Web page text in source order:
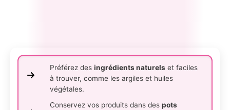
Préférez desingrédients naturels et faciles
à trouver, comme les argiles et huiles
végétales.
Conservez vos produits dans despots